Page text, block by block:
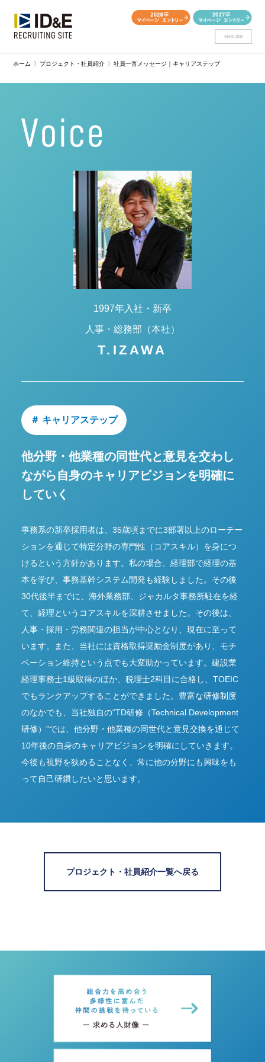
ホーム 〉 プロジェクト・社員紹介 〉社員一言メッセージ｜キャリアステップ
1997年入社・新卒
人事・総務部（本社）
T.IZAWA
＃ キャリアステップ
他分野・他業種の同世代と意見を交わし
ながら自身のキャリアビジョンを明確に
していく
事務系の新卒採用者は、35歳頃までに3部署以上のローテー
ションを通じて特定分野の専門性（コアスキル）を身につ
けるという方針があります。私の場合、経理部で経理の基
本を学び、事務基幹システム開発も経験しました。その後
30代後半までに、海外業務部、ジャカルタ事務所駐在を経
て、経理というコアスキルを深耕させました。その後は、
人事・採用・労務関連の担当が中心となり、現在に至って
います。また、当社には資格取得奨励金制度があり、モチ
ベーション維持という点でも大変助かっています。建設業
経理事務士1級取得のほか、税理士2科目に合格し、TOEIC
でもランクアップすることができました。豊富な研修制度
のなかでも、当社独自の“TD研修（Technical Development
研修）”では、他分野・他業種の同世代と意見交換を通じて
10年後の自身のキャリアビジョンを明確にしていきます。
今後も視野を狭めることなく、常に他の分野にも興味をも
って自己研鑽したいと思います。
プロジェクト・社員紹介一覧へ戻る